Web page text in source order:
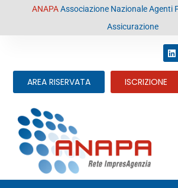
contenutoANAPAAssociazione Nazionale Agenti
Assicurazione
AREA RISERVATA ISCRIZIONE